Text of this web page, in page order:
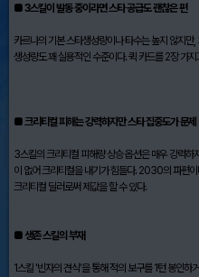
■ 3스킬이 발동 중이라면 스타 공급도 괜찮은 편
카르나의 기본 스타생성량이나 타수는 높지 않지
생성량도 꽤 실용적인 수준이다. 퀵 카드를 2장 가
■ 크리티컬 피해는 강력하지만 스타 집중도가 문제
3스킬의 크리티컬 피해량 상승 옵션은 매우 강력하
이 없어 크리티컬을 내기가 힘들다. 2030의 파편
크리티컬 딜러로써 제값을 할 수 있다.
■ 생존 스킬의 부재
1스킬 '빈자의 견식'을 통해 적의 보구를 1턴 봉인하